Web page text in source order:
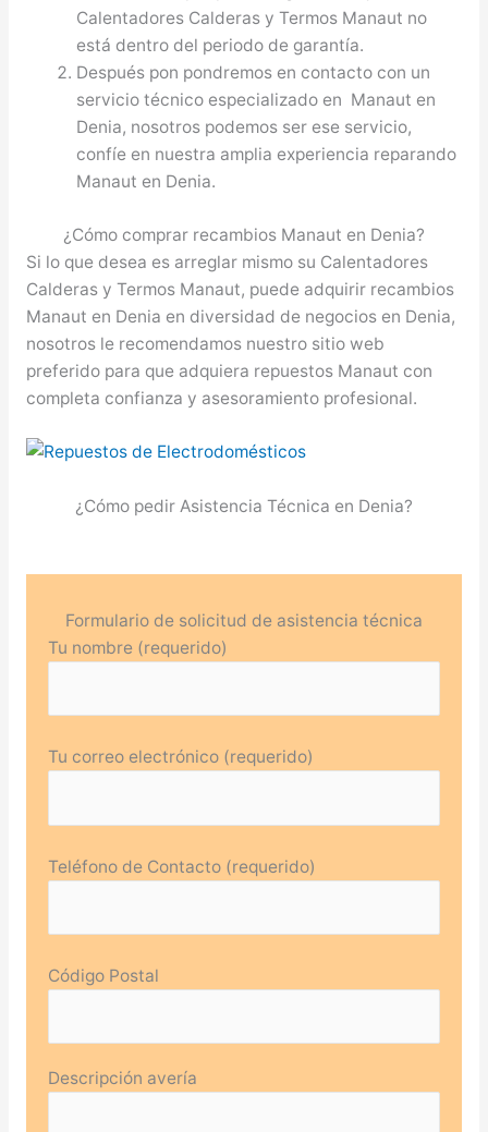
Calentadores Calderas y Termos Manaut no
está dentro del periodo de garantía.
Después pon pondremos en contacto con un
servicio técnico especializado en Manaut en
Denia, nosotros podemos ser ese servicio,
confíe en nuestra amplia experiencia reparando
Manaut en Denia.
¿Cómo comprar recambios Manaut en Denia?
Si lo que desea es arreglar mismo su Calentadores
Calderas y Termos Manaut, puede adquirir recambios
Manaut en Denia en diversidad de negocios en Denia,
nosotros le recomendamos nuestro sitio web
preferido para que adquiera repuestos Manaut con
completa confianza y asesoramiento profesional.
¿Cómo pedir Asistencia Técnica en Denia?
Formulario de solicitud de asistencia técnica
Tu nombre (requerido)
Tu correo electrónico (requerido)
Teléfono de Contacto (requerido)
Código Postal
Descripción avería